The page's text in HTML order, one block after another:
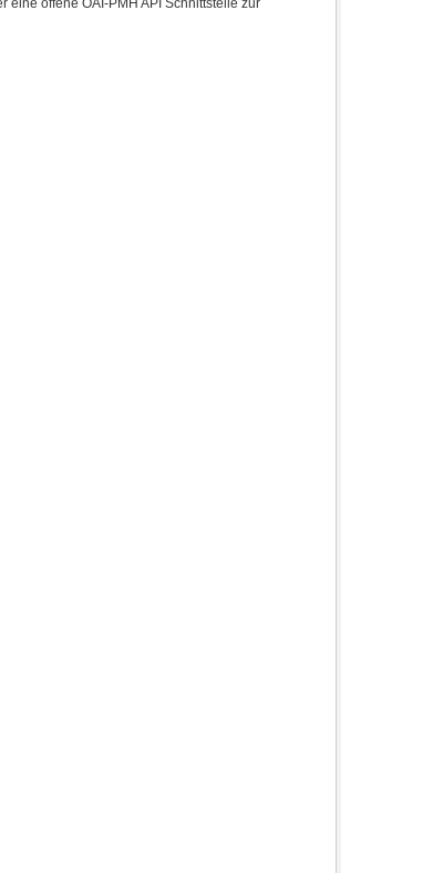
offene OAI-PMH API Schnittstelle zur